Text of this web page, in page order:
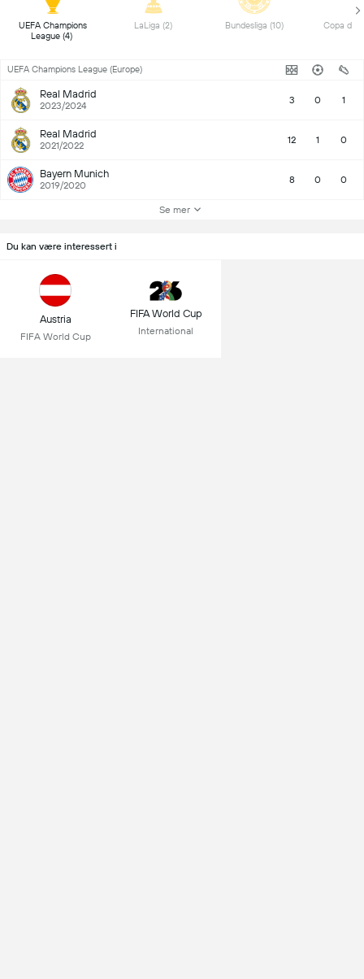
UEFA Champions
League (4)
Bundesliga (10)
UEFA Champions League (Europe)
Real Madrid
2023/2024 3 0 1
Real Madrid
2021/2022 12 1 0
Bayern Munich
2019/2020 8 0 0
Se mer
Du kan være interessert i
Austria
FIFA World Cup
FIFA World Cup
International